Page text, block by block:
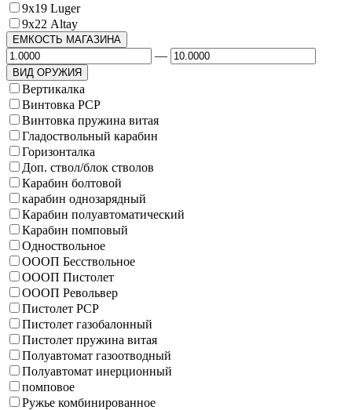
9х19 Luger
9х22 Altay
ЕМКОСТЬ МАГАЗИНА
—
ВИД ОРУЖИЯ
Вертикалка
Винтовка PCP
Винтовка пружина витая
Гладоствольный карабин
Горизонталка
Доп. ствол/блок стволов
Карабин болтовой
карабин однозарядный
Карабин полуавтоматический
Карабин помповый
Одноствольное
ОООП Бесствольное
ОООП Пистолет
ОООП Револьвер
Пистолет PCP
Пистолет газобалонный
Пистолет пружина витая
Полуавтомат газоотводный
Полуавтомат инерционный
помповое
Ружье комбинированное